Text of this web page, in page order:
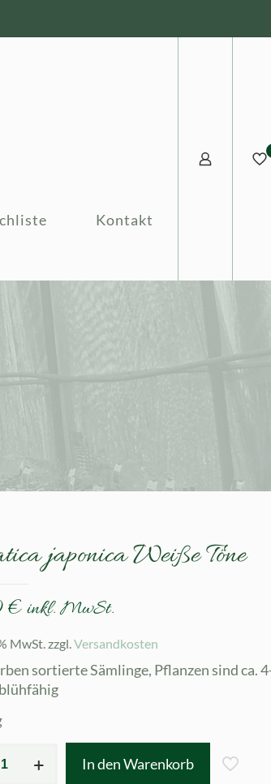
Kontakt
japonica Weiße Töne
€ inkl. MwSt.
MwSt.zzgl.Versandkosten
sortierte Sämlinge, Pflanzen sind ca.
In den Warenkorb